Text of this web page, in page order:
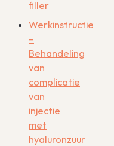
filler
Werkinstructie
–
Behandeling
van
complicatie
van
injectie
met
hyaluronzuur